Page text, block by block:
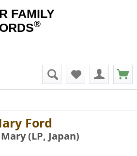
FAMILY
®
Ford
(LP, Japan)